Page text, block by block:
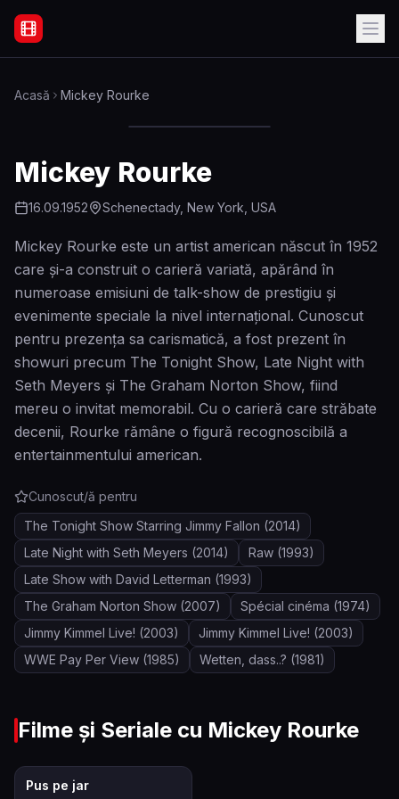
Filme Online Subtitrate - Acasă
Acasă Mickey Rourke
Mickey Rourke
16.09.1952 Schenectady, New York, USA
Mickey Rourke este un artist american născut în 1952
care și-a construit o carieră variată, apărând în
numeroase emisiuni de talk-show de prestigiu și
evenimente speciale la nivel internațional. Cunoscut
pentru prezența sa carismatică, a fost prezent în
showuri precum The Tonight Show, Late Night with
Seth Meyers și The Graham Norton Show, fiind
mereu o invitat memorabil. Cu o carieră care străbate
decenii, Rourke rămâne o figură recognoscibilă a
entertainmentului american.
Cunoscut/ă pentru
The Tonight Show Starring Jimmy Fallon (2014)
Late Night with Seth Meyers (2014) Raw (1993)
Late Show with David Letterman (1993)
The Graham Norton Show (2007) Spécial cinéma (1974)
Jimmy Kimmel Live! (2003) Jimmy Kimmel Live! (2003)
WWE Pay Per View (1985) Wetten, dass..? (1981)
Filme și Seriale cu Mickey Rourke
Pus pe jar